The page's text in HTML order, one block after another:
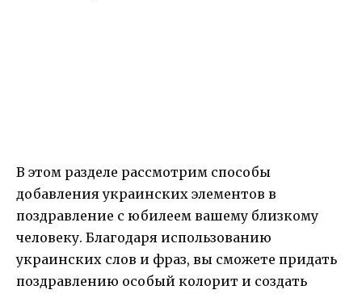
В этом разделе рассмотрим способы
добавления украинских элементов в
поздравление с юбилеем вашему близкому
человеку. Благодаря использованию
украинских слов и фраз, вы сможете придать
поздравлению особый колорит и создать